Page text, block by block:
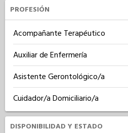
PROFESIÓN
Acompañante Terapéutico
Auxiliar de Enfermería
Asistente Gerontológico/a
Cuidador/a Domiciliario/a
DISPONIBILIDAD Y ESTADO